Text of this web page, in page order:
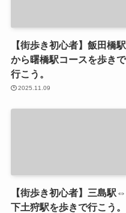
【街歩き初心者】飯田橋駅
から曙橋駅コースを歩きで
行こう。
2025.11.09
【街歩き初心者】三島駅⇔
下土狩駅を歩きで行こう。